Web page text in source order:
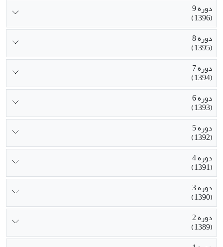
دوره 9
(1396)
دوره 8
(1395)
دوره 7
(1394)
دوره 6
(1393)
دوره 5
(1392)
دوره 4
(1391)
دوره 3
(1390)
دوره 2
(1389)